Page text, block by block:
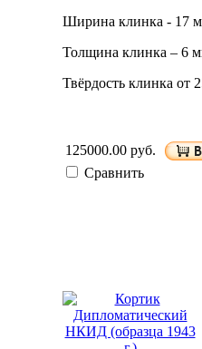
Ширина клинка - 17
Толщина клинка – 6
Твёрдость клинка от
125000.00 руб.
Сравнить